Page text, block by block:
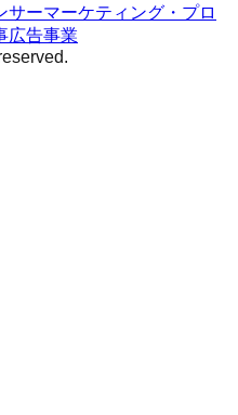
サーマーケティング・プロ
広告事業